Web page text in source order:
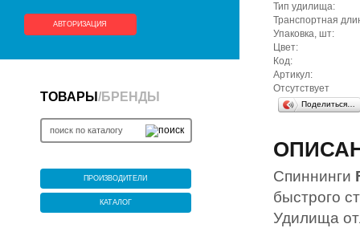
АВТОРИЗАЦИЯ
ТОВАРЫ /БРЕНДЫ
ПРОИЗВОДИТЕЛИ
КАТАЛОГ
Тип удилища:
Транспортная
Упаковка, шт:
Цвет:
Код:
Артикул:
Отсутствует
Поделиться…
Спиннинги
быстрого
Удилища